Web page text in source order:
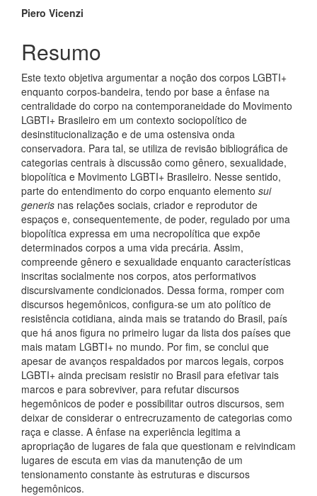
Piero Vicenzi
Resumo
Este texto objetiva argumentar a noção dos corpos LGBTI+
enquanto corpos-bandeira, tendo por base a ênfase na
centralidade do corpo na contemporaneidade do Movimento
LGBTI+ Brasileiro em um contexto sociopolítico de
desinstitucionalização e de uma ostensiva onda
conservadora. Para tal, se utiliza de revisão bibliográfica de
categorias centrais à discussão como gênero, sexualidade,
biopolítica e Movimento LGBTI+ Brasileiro. Nesse sentido,
parte do entendimento do corpo enquanto elemento sui
generis nas relações sociais, criador e reprodutor de
espaços e, consequentemente, de poder, regulado por uma
biopolítica expressa em uma necropolítica que expõe
determinados corpos a uma vida precária. Assim,
compreende gênero e sexualidade enquanto características
inscritas socialmente nos corpos, atos performativos
discursivamente condicionados. Dessa forma, romper com
discursos hegemônicos, configura-se um ato político de
resistência cotidiana, ainda mais se tratando do Brasil, país
que há anos figura no primeiro lugar da lista dos países que
mais matam LGBTI+ no mundo. Por fim, se conclui que
apesar de avanços respaldados por marcos legais, corpos
LGBTI+ ainda precisam resistir no Brasil para efetivar tais
marcos e para sobreviver, para refutar discursos
hegemônicos de poder e possibilitar outros discursos, sem
deixar de considerar o entrecruzamento de categorias como
raça e classe. A ênfase na experiência legitima a
apropriação de lugares de fala que questionam e reivindicam
lugares de escuta em vias da manutenção de um
tensionamento constante às estruturas e discursos
hegemônicos.